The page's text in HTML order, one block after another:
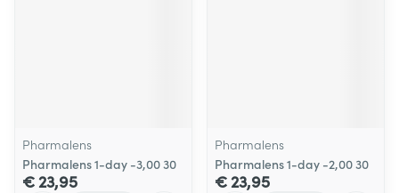
Pharmalens
Pharmalens 1-day -3,00 30
€ 23,95
Pharmalens
Pharmalens 1-day -2,00 30
€ 23,95